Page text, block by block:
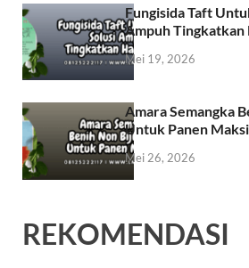
Fungisida Taft
Ampuh Tingkatkan
Mei 19, 2026
Amara Semangka
Untuk Panen
Mei 26, 2026
REKOMENDASI